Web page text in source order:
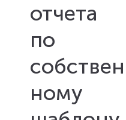
отчета
по
собствен
ному